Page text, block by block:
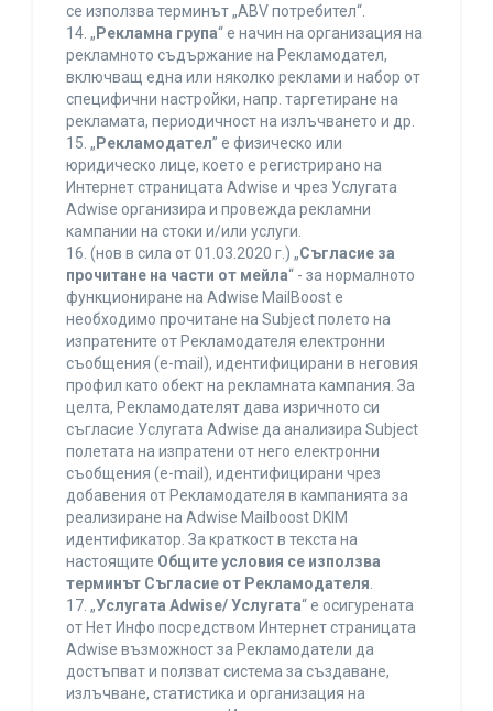
се използва терминът „ABV потребител“.
14. „ Рекламна група“ е начин на организация на
рекламното съдържание на Рекламодател,
включващ една или няколко реклами и набор от
специфични настройки, напр. таргетиране на
рекламата, периодичност на излъчването и др.
15. „ Рекламодател” е физическо или
юридическо лице, което е регистрирано на
Интернет страницата Adwise и чрез Услугата
Adwise организира и провежда рекламни
кампании на стоки и/или услуги.
16. (нов в сила от 01.03.2020 г.) „Съгласие за
прочитане на части от мейла“ - за нормалното
функциониране на Adwise MailBoost е
необходимо прочитане на Subject полето на
изпратените от Рекламодателя електронни
съобщения (e-mail), идентифицирани в неговия
профил като обект на рекламната кампания. За
целта, Рекламодателят дава изричното си
съгласие Услугата Adwise да анализира Subject
полетата на изпратени от него електронни
съобщения (e-mail), идентифицирани чрез
добавения от Рекламодателя в кампанията за
реализиране на Adwise Mailboost DKIM
идентификатор. За краткост в текста на
настоящите Общите условия се използва
терминът Съгласие от Рекламодателя.
17. „Услугата Adwise/ Услугата“ е осигурената
от Нет Инфо посредством Интернет страницата
Adwise възможност за Рекламодатели да
достъпват и ползват система за създаване,
излъчване, статистика и организация на